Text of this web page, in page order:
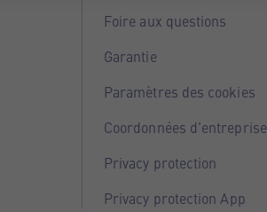
Foire aux questions
Garantie
Paramètres des cookies
Coordonnées d'entreprise
Privacy protection
Privacy protection App